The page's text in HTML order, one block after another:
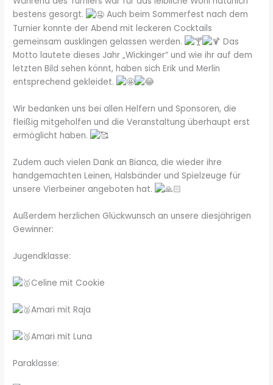
bestens gesorgt.
Auch beim Sommerfest nach dem
Turnier konnte der Abend mit leckeren Cocktails
gemeinsam ausklingen gelassen werden.
Das
Motto lautete dieses Jahr „Wickinger“ und wie ihr auf dem
letzten Bild sehen könnt, haben sich Erik und Merlin
entsprechend gekleidet.
Wir bedanken uns bei allen Helfern und Sponsoren, die
fleißig mitgeholfen und die Veranstaltung überhaupt erst
ermöglicht haben.
Zudem auch vielen Dank an Bianca, die wieder ihre
handgemachten Leinen, Halsbänder und Spielzeuge für
unsere Vierbeiner angeboten hat.
Außerdem herzlichen Glückwunsch an unsere diesjährigen
Gewinner:
Jugendklasse:
Celine mit Cookie
Amari mit Raja
Amari mit Luna
Paraklasse: